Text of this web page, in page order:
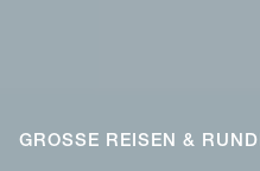
GROSSE REISEN &